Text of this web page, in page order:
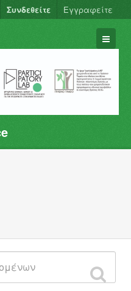
Συνδεθείτε Εγγραφείτε